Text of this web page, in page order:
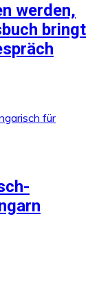
werden,
bringt